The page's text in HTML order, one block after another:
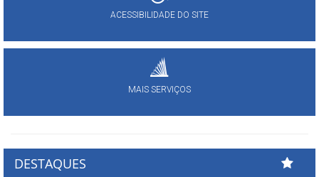
ACESSIBILIDADE DO SITE
MAIS SERVIÇOS
DESTAQUES